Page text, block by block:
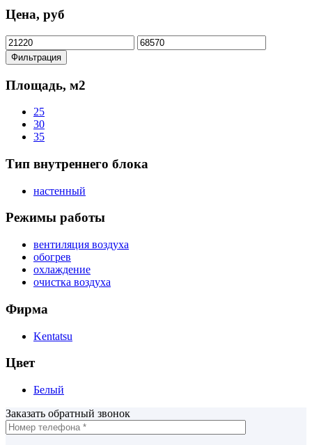
Цена, руб
Минимальная
цена
Максимальная
цена
Фильтрация
Площадь, м2
25
30
35
Тип внутреннего блока
настенный
Режимы работы
вентиляция воздуха
обогрев
охлаждение
очистка воздуха
Фирма
Kentatsu
Цвет
Белый
Заказать обратный звонок